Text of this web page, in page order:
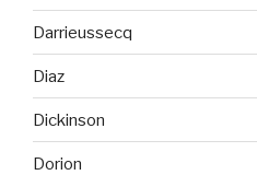
Darrieussecq
Diaz
Dickinson
Dorion